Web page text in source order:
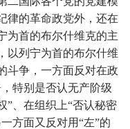
律的革命政党外，还在
为首的布尔什维克的主
以列宁为首的布尔什维
斗争，一方面反对在政
特别是否认无产阶级
”、在组织上“否认秘密
方面又反对用“左”的